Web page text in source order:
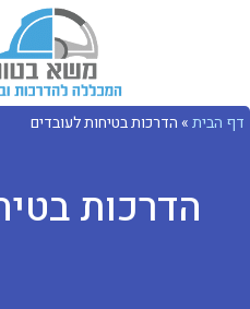
דף הבית» הדרכות בטיחות לעובדים
הדרכות